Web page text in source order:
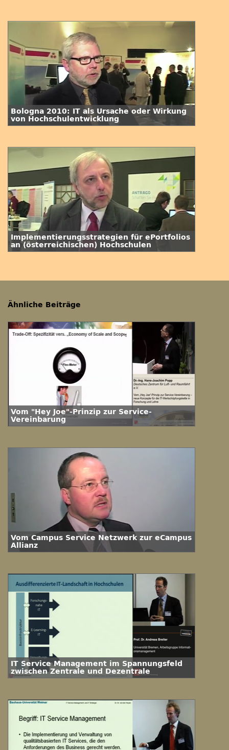
Bologna 2010: IT als Ursache oder Wirkung
von Hochschulentwicklung
Implementierungsstrategien für ePortfolios
an (österreichischen) Hochschulen
Ähnliche Beiträge
Vom "Hey Joe"-Prinzip zur Service-
Vereinbarung
Vom Campus Service Netzwerk zur eCampus
Allianz
IT Service Management im Spannungsfeld
zwischen Zentrale und Dezentrale